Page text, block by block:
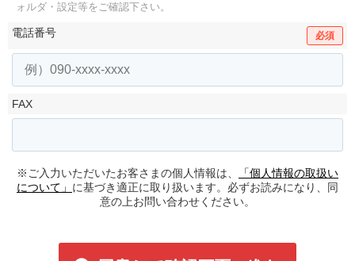
ォルダ・設定等をご確認下さい。
電話番号 必須
FAX
※ご入力いただいたお客さまの個人情報は、
「個人情報の取扱い
について」 に基づき適正に取り扱います。必ずお読みになり、同
意の上お問い合わせください。